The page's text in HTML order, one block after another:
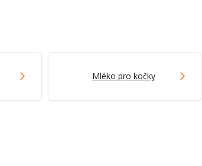
Mléko pro kočky